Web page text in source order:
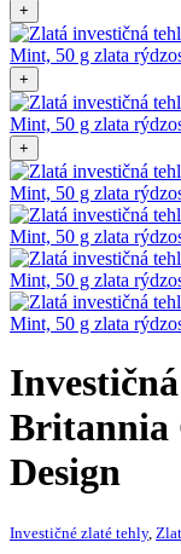
+
+
+
Britannia
Design
Investičné zlaté tehly,